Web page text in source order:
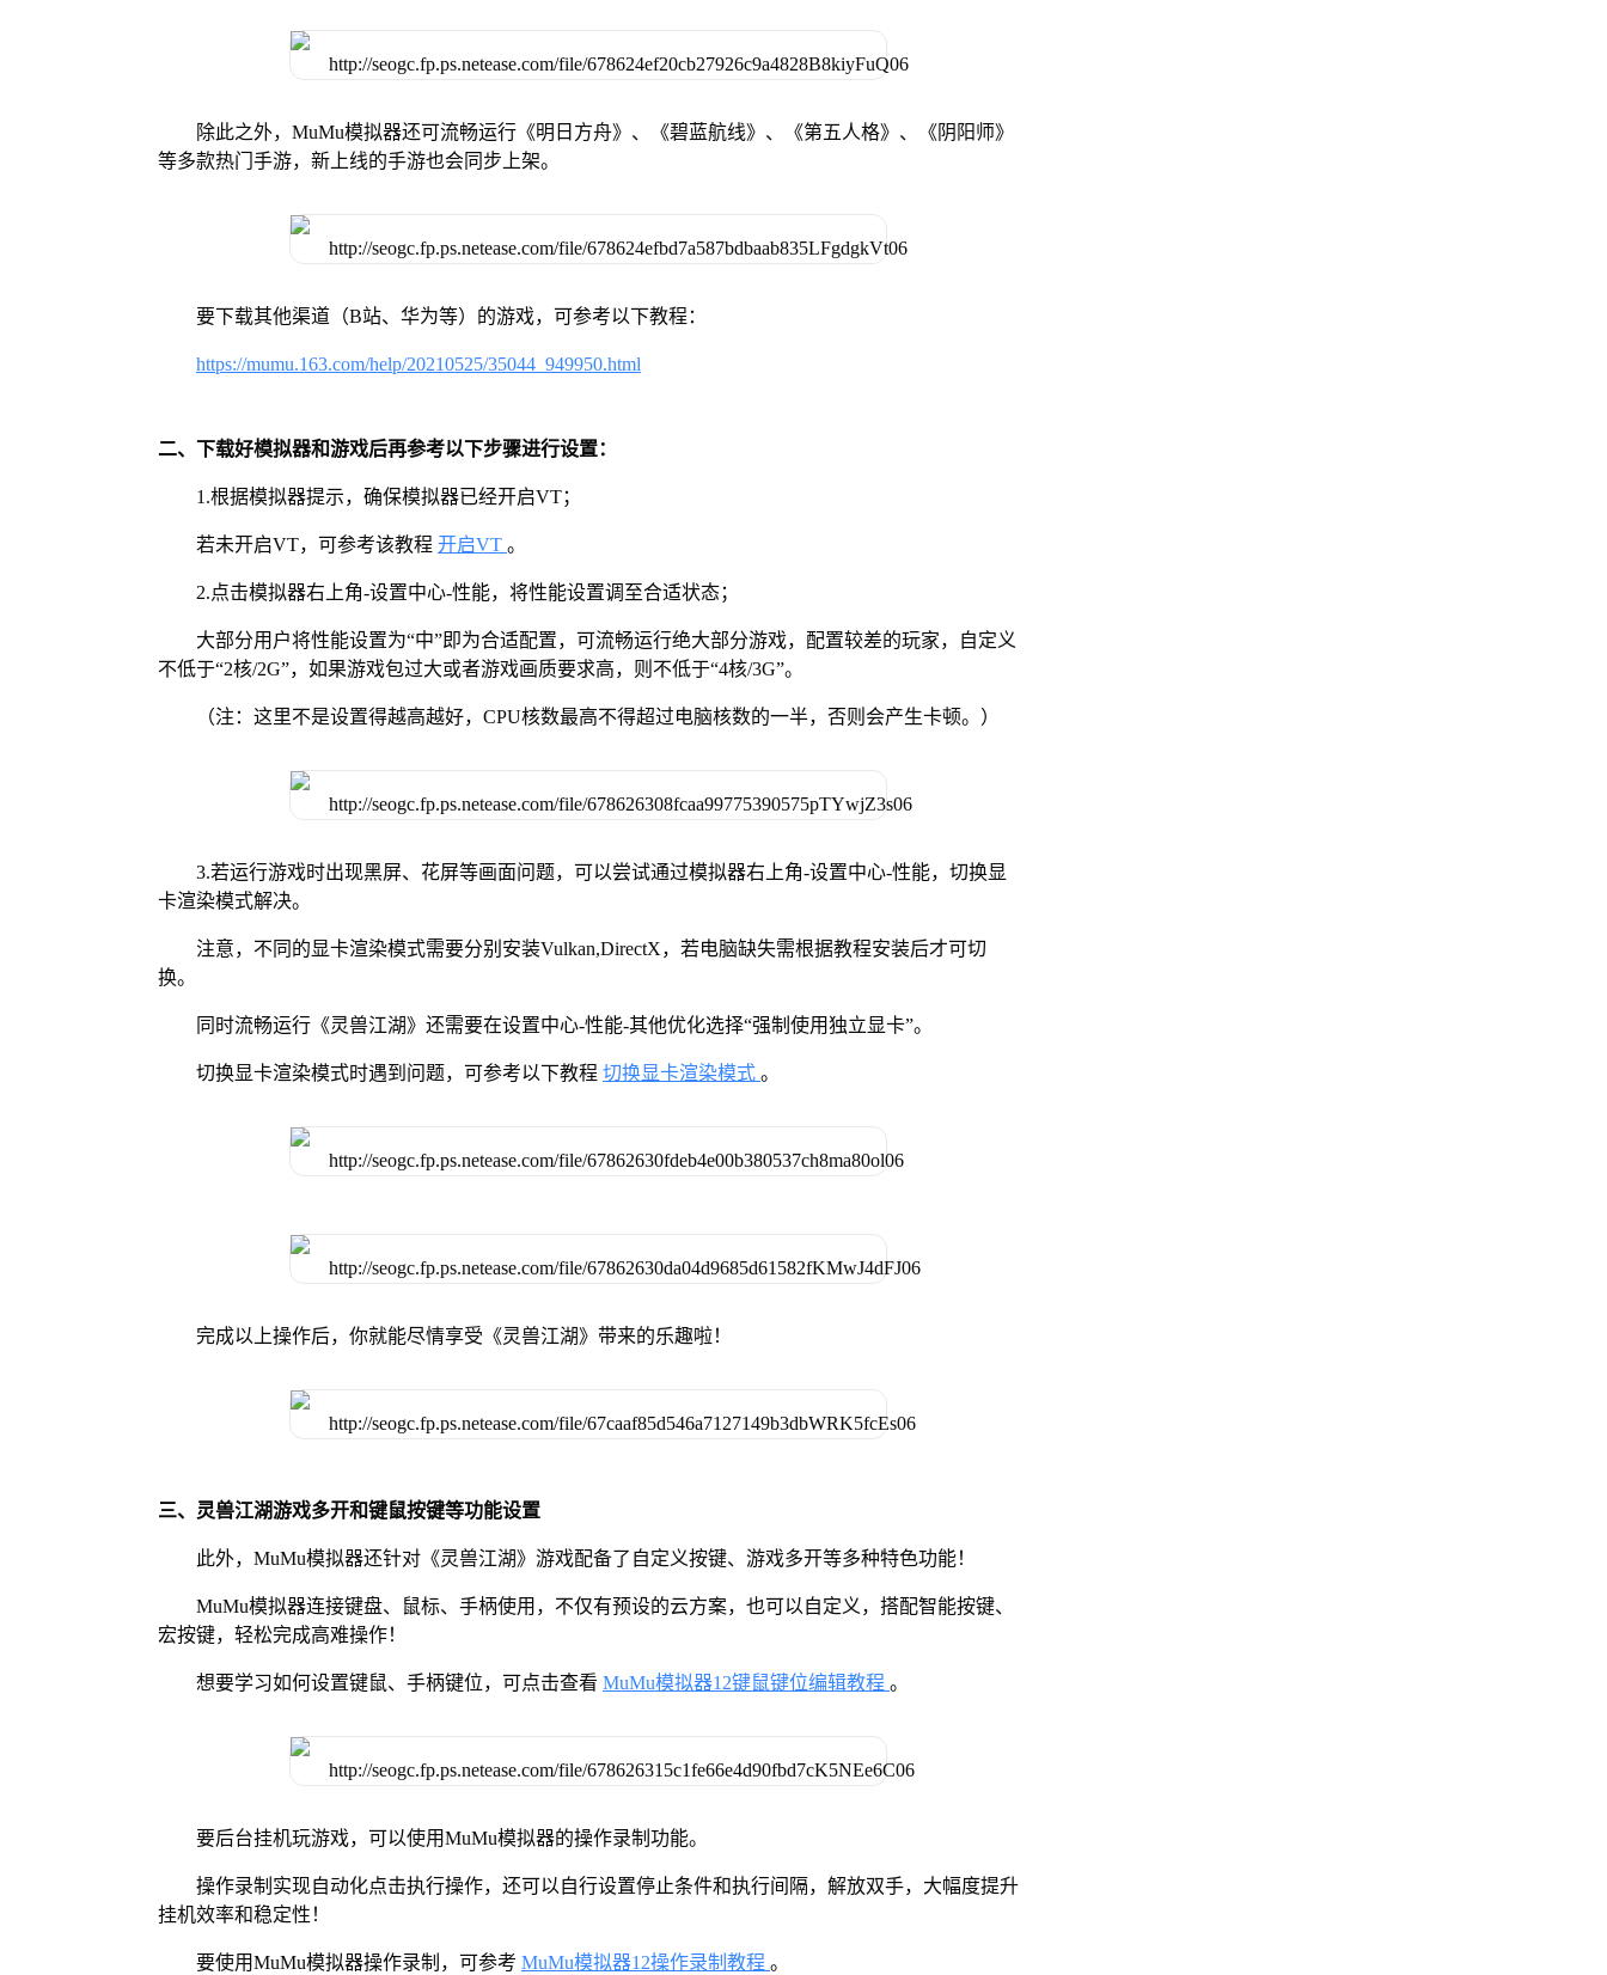
除此之外，MuMu模拟器还可流畅运行《明日方舟》、《碧蓝航线》、《第五人格》、《阴阳师》
等多款热门手游，新上线的手游也会同步上架。
要下载其他渠道（B站、华为等）的游戏，可参考以下教程：
https://mumu.163.com/help/20210525/35044_949950.html
二、下载好模拟器和游戏后再参考以下步骤进行设置：
1.根据模拟器提示，确保模拟器已经开启VT；
若未开启VT，可参考该教程 开启VT 。
2.点击模拟器右上角-设置中心-性能，将性能设置调至合适状态；
大部分用户将性能设置为“中”即为合适配置，可流畅运行绝大部分游戏，配置较差的玩家，自定义
不低于“2核/2G”，如果游戏包过大或者游戏画质要求高，则不低于“4核/3G”。
（注：这里不是设置得越高越好，CPU核数最高不得超过电脑核数的一半，否则会产生卡顿。）
3.若运行游戏时出现黑屏、花屏等画面问题，可以尝试通过模拟器右上角-设置中心-性能，切换显
卡渲染模式解决。
注意，不同的显卡渲染模式需要分别安装Vulkan,DirectX，若电脑缺失需根据教程安装后才可切
换。
同时流畅运行《灵兽江湖》还需要在设置中心-性能-其他优化选择“强制使用独立显卡”。
切换显卡渲染模式时遇到问题，可参考以下教程 切换显卡渲染模式 。
完成以上操作后，你就能尽情享受《灵兽江湖》带来的乐趣啦！
三、灵兽江湖游戏多开和键鼠按键等功能设置
此外，MuMu模拟器还针对《灵兽江湖》游戏配备了自定义按键、游戏多开等多种特色功能！
MuMu模拟器连接键盘、鼠标、手柄使用，不仅有预设的云方案，也可以自定义，搭配智能按键、
宏按键，轻松完成高难操作！
想要学习如何设置键鼠、手柄键位，可点击查看 MuMu模拟器12键鼠键位编辑教程 。
要后台挂机玩游戏，可以使用MuMu模拟器的操作录制功能。
操作录制实现自动化点击执行操作，还可以自行设置停止条件和执行间隔，解放双手，大幅度提升
挂机效率和稳定性！
要使用MuMu模拟器操作录制，可参考 MuMu模拟器12操作录制教程 。